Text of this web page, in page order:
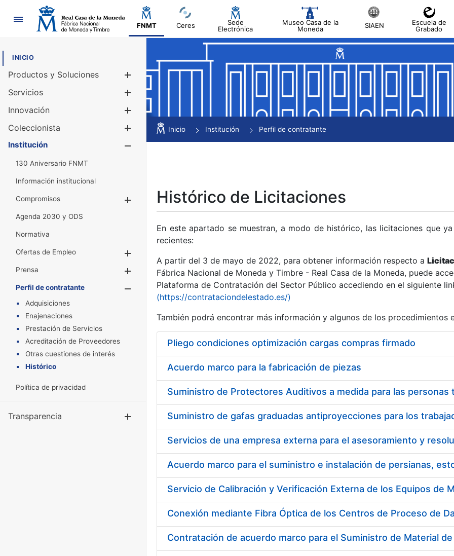
Navegación
FNMT Ceres
Sede
Electrónica
Museo Casa de la
Moneda
SIAEN
Escuela de
Grabado
INICIO
Productos y Soluciones
Mostrar/Ocultar
Servicios
Innovación
Coleccionista
Mostrar/Ocultar
Institución
130 Aniversario FNMT
Información institucional
Compromisos
Mostrar/Ocultar
Agenda 2030 y ODS
Normativa
Ofertas de Empleo
Prensa
Mostrar/Ocultar
Perfil de contratante
Mostrar/Ocultar
Adquisiciones
Enajenaciones
Prestación de Servicios
Acreditación de Proveedores
Otras cuestiones de interés
Histórico
Política de privacidad
Transparencia Mostrar/Ocultar
Inicio Institución Perfil de contratante
Histórico de Licitaciones
En este apartado se muestran, a modo de histórico, las licitaciones que
recientes:
A partir del 3 de mayo de 2022, para obtener información respecto a
Fábrica Nacional de Moneda y Timbre - Real Casa de la Moneda, puede
Plataforma de Contratación del Sector Público accediendo en el siguiente
(https://contrataciondelestado.es/)
También podrá encontrar más información y algunos de los procedimientos
Pliego condiciones optimización cargas compras firmado
Acuerdo marco para la fabricación de piezas
Acuerdo marco para el suministro e instalación de persianas,